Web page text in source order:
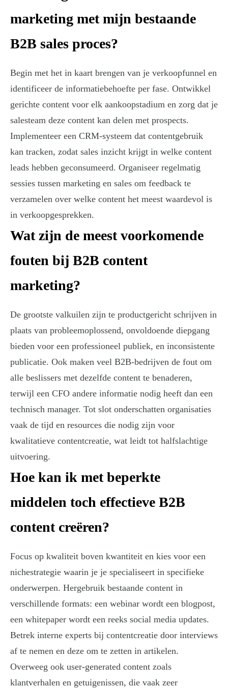
marketing met mijn bestaande
B2B sales proces?
Begin met het in kaart brengen van je verkoopfunnel en
identificeer de informatiebehoefte per fase. Ontwikkel
gerichte content voor elk aankoopstadium en zorg dat je
salesteam deze content kan delen met prospects.
Implementeer een CRM-systeem dat contentgebruik
kan tracken, zodat sales inzicht krijgt in welke content
leads hebben geconsumeerd. Organiseer regelmatig
sessies tussen marketing en sales om feedback te
verzamelen over welke content het meest waardevol is
in verkoopgesprekken.
Wat zijn de meest voorkomende
fouten bij B2B content
marketing?
De grootste valkuilen zijn te productgericht schrijven in
plaats van probleemoplossend, onvoldoende diepgang
bieden voor een professioneel publiek, en inconsistente
publicatie. Ook maken veel B2B-bedrijven de fout om
alle beslissers met dezelfde content te benaderen,
terwijl een CFO andere informatie nodig heeft dan een
technisch manager. Tot slot onderschatten organisaties
vaak de tijd en resources die nodig zijn voor
kwalitatieve contentcreatie, wat leidt tot halfslachtige
uitvoering.
Hoe kan ik met beperkte
middelen toch effectieve B2B
content creëren?
Focus op kwaliteit boven kwantiteit en kies voor een
nichestrategie waarin je je specialiseert in specifieke
onderwerpen. Hergebruik bestaande content in
verschillende formats: een webinar wordt een blogpost,
een whitepaper wordt een reeks social media updates.
Betrek interne experts bij contentcreatie door interviews
af te nemen en deze om te zetten in artikelen.
Overweeg ook user-generated content zoals
klantverhalen en getuigenissen, die vaak zeer